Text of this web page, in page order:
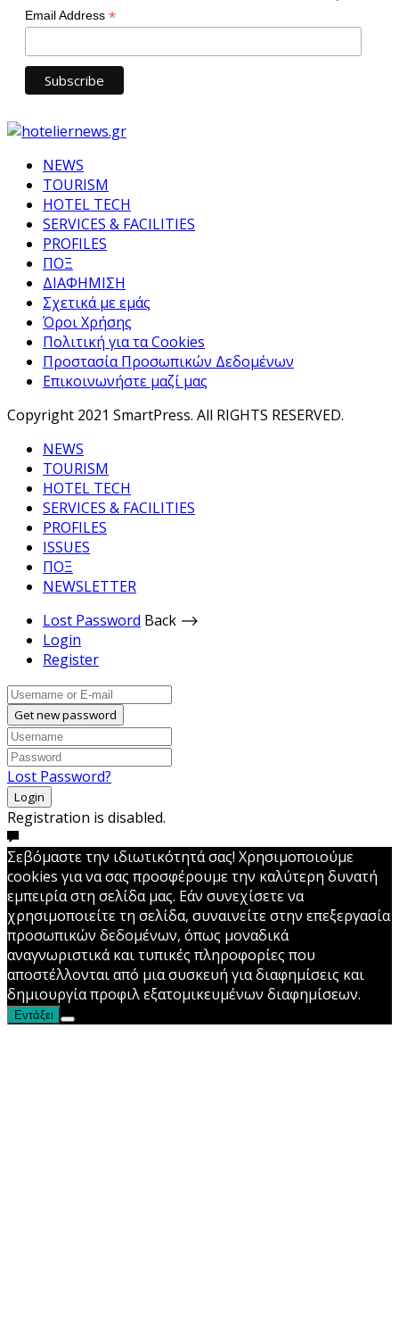
Email Address *
NEWS
TOURISM
HOTEL TECH
SERVICES & FACILITIES
PROFILES
ΠΟΞ
ΔΙΑΦΗΜΙΣΗ
Σχετικά με εμάς
Όροι Χρήσης
Πολιτική για τα Cookies
Προστασία Προσωπικών Δεδομένων
Επικοινωνήστε μαζί μας
Copyright 2021 SmartPress. All RIGHTS RESERVED.
NEWS
TOURISM
HOTEL TECH
SERVICES & FACILITIES
PROFILES
ISSUES
ΠΟΞ
NEWSLETTER
Lost Password Back ⟶
Login
Register
Get new password
Lost Password?
Login
Registration is disabled.
Σεβόμαστε την ιδιωτικότητά σας! Χρησιμοποιούμε
cookies για να σας προσφέρουμε την καλύτερη δυνατή
εμπειρία στη σελίδα μας. Εάν συνεχίσετε να
χρησιμοποιείτε τη σελίδα, συναινείτε στην επεξεργασία
προσωπικών δεδομένων, όπως μοναδικά
αναγνωριστικά και τυπικές πληροφορίες που
αποστέλλονται από μια συσκευή για διαφημίσεις και
δημιουργία προφιλ εξατομικευμένων διαφημίσεων.
Εντάξει